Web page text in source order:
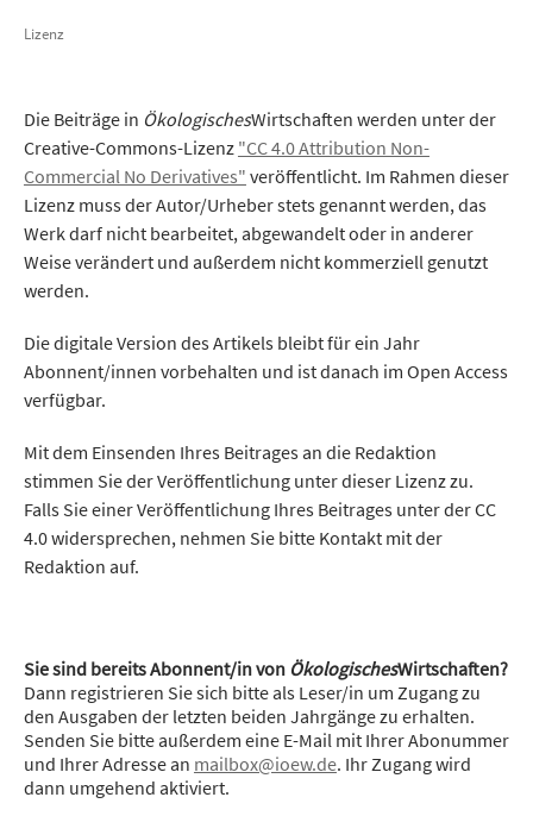
Lizenz
Die Beiträge in ÖkologischesWirtschaften werden unter der
Creative-Commons-Lizenz "CC 4.0 Attribution Non-
Commercial No Derivatives" veröffentlicht. Im Rahmen dieser
Lizenz muss der Autor/Urheber stets genannt werden, das
Werk darf nicht bearbeitet, abgewandelt oder in anderer
Weise verändert und außerdem nicht kommerziell genutzt
werden.
Die digitale Version des Artikels bleibt für ein Jahr
Abonnent/innen vorbehalten und ist danach im Open Access
verfügbar.
Mit dem Einsenden Ihres Beitrages an die Redaktion
stimmen Sie der Veröffentlichung unter dieser Lizenz zu.
Falls Sie einer Veröffentlichung Ihres Beitrages unter der CC
4.0 widersprechen, nehmen Sie bitte Kontakt mit der
Redaktion auf.
Sie sind bereits Abonnent/in von ÖkologischesWirtschaften?
Dann registrieren Sie sich bitte als Leser/in um Zugang zu
den Ausgaben der letzten beiden Jahrgänge zu erhalten.
Senden Sie bitte außerdem eine E-Mail mit Ihrer Abonummer
und Ihrer Adresse an mailbox@ioew.de. Ihr Zugang wird
dann umgehend aktiviert.